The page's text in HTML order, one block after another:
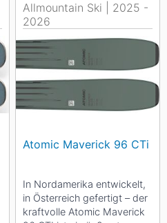
Allmountain Ski | 2025 -
2026
Atomic Maverick 96 CTi
In Nordamerika entwickelt,
in Österreich gefertigt – der
kraftvolle Atomic Maverick